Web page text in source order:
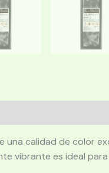
una calidad de color
vibrante es ideal